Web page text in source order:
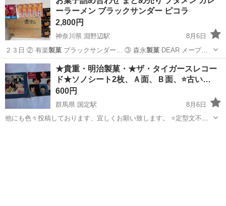
衣料服飾品、生活雑貨、家具、本、CD・DVDなどが無料でまとめて持
ち込めます！ ※詳細はこ...ーラーメン ブラックサンダー ピコラ
2,800円
神奈川県 淵野辺駅
8月6日
２３日 ② 有楽製菓 ブラックサンダー… ③ 森永製菓DEAR メープ…
神奈川 相模原市 淵野辺駅 食品
★貴重・明治製菓・★ザ・タイガースレコー
ド★ソノシート2枚、Ａ面、Ｂ面、⭐古い…
600円
群馬県 国定駅
8月6日
他にも色々投稿しております、宜しくお願い致します。 ⭐定型文不可